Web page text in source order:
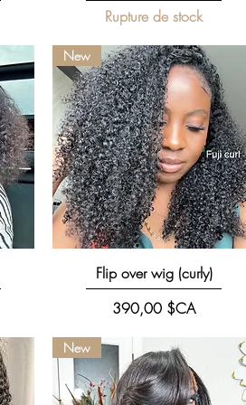
Rupture de stock
Aperçu rapide
New
Flip over wig (curly)
Prix
390,00 $CA
New